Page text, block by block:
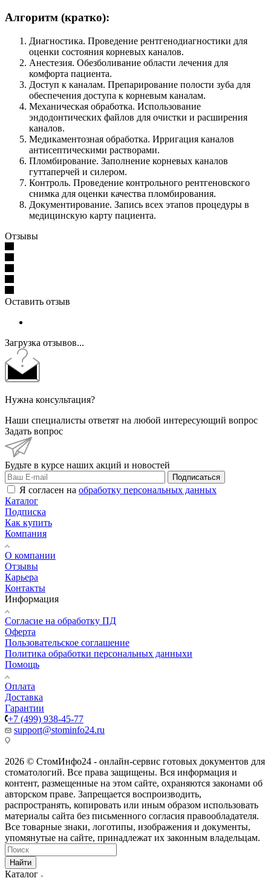
Алгоритм (кратко):
Диагностика. Проведение рентгенодиагностики для
оценки состояния корневых каналов.
Анестезия. Обезболивание области лечения для
комфорта пациента.
Доступ к каналам. Препарирование полости зуба для
обеспечения доступа к корневым каналам.
Механическая обработка. Использование
эндодонтических файлов для очистки и расширения
каналов.
Медикаментозная обработка. Ирригация каналов
антисептическими растворами.
Пломбирование. Заполнение корневых каналов
гуттаперчей и силером.
Контроль. Проведение контрольного рентгеновского
снимка для оценки качества пломбирования.
Документирование. Запись всех этапов процедуры в
медицинскую карту пациента.
Отзывы
Оставить отзыв
Загрузка отзывов...
Нужна консультация?
Наши специалисты ответят на любой интересующий вопрос
Задать вопрос
Будьте в курсе наших акций и новостей
Подписаться
Я согласен на обработку персональных данных
Каталог
Подписка
Как купить
Компания
О компании
Отзывы
Карьера
Контакты
Информация
Согласие на обработку ПД
Оферта
Пользовательское соглашение
Политика обработки персональных данныхи
Помощь
Оплата
Доставка
Гарантии
+7 (499) 938-45-77
support@stominfo24.ru
2026 © СтомИнфо24 - онлайн-сервис готовых документов для
стоматологий. Все права защищены. Вся информация и
контент, размещенные на этом сайте, охраняются законами об
авторском праве. Запрещается воспроизводить,
распространять, копировать или иным образом использовать
материалы сайта без письменного согласия правообладателя.
Все товарные знаки, логотипы, изображения и документы,
упомянутые на сайте, принадлежат их законным владельцам.
Найти
Каталог